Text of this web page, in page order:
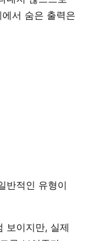
서 숨은 출력은
반적인 유형이
보이지만, 실제